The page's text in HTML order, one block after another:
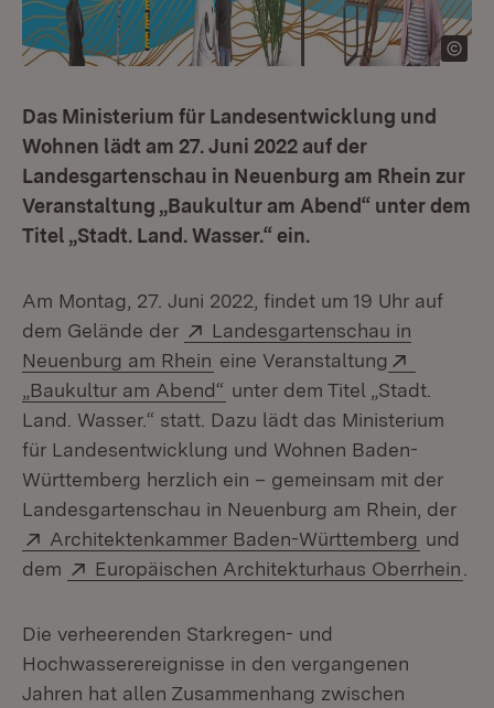
Das Ministerium für Landesentwicklung und
Wohnen lädt am 27. Juni 2022 auf der
Landesgartenschau in Neuenburg am Rhein zur
Veranstaltung „Baukultur am Abend“ unter dem
Titel „Stadt. Land. Wasser.“ ein.
Am Montag, 27. Juni 2022, findet um 19 Uhr auf
dem Gelände der
Extern:
Landesgartenschau in
Neuenburg am Rhein (Öffnet in neuem Fenster)
eine Veranstaltung
„Baukultur am Abend“ (Öffnet in neuem Fenster)
unter dem Titel „Stadt.
Land. Wasser.“ statt. Dazu lädt das Ministerium
für Landesentwicklung und Wohnen Baden-
Württemberg herzlich ein – gemeinsam mit der
Landesgartenschau in Neuenburg am Rhein, der
Extern:
Architektenkammer Baden-Württemberg (Öffnet
und
dem
Extern:
Europäischen Architekturhaus Oberrhein
Die verheerenden Starkregen- und
Hochwasserereignisse in den vergangenen
Jahren hat allen Zusammenhang zwischen